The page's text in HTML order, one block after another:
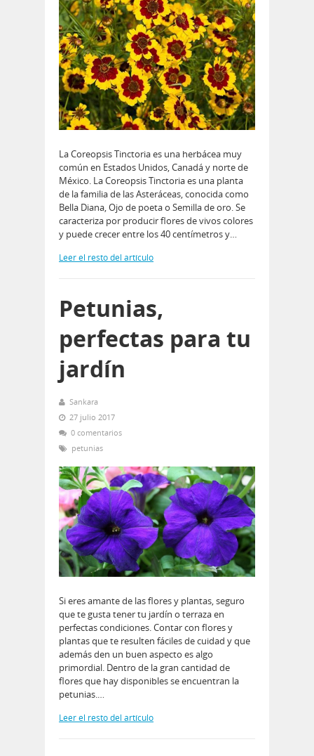
La Coreopsis Tinctoria es una herbácea muy
común en Estados Unidos, Canadá y norte de
México. La Coreopsis Tinctoria es una planta
de la familia de las Asteráceas, conocida como
Bella Diana, Ojo de poeta o Semilla de oro. Se
caracteriza por producir flores de vivos colores
y puede crecer entre los 40 centímetros y…
Leer el resto del artículo
Petunias,
perfectas para tu
jardín
Sankara
27 julio 2017
0 comentarios
petunias
Si eres amante de las flores y plantas, seguro
que te gusta tener tu jardín o terraza en
perfectas condiciones. Contar con flores y
plantas que te resulten fáciles de cuidad y que
además den un buen aspecto es algo
primordial. Dentro de la gran cantidad de
flores que hay disponibles se encuentran la
petunias.…
Leer el resto del artículo